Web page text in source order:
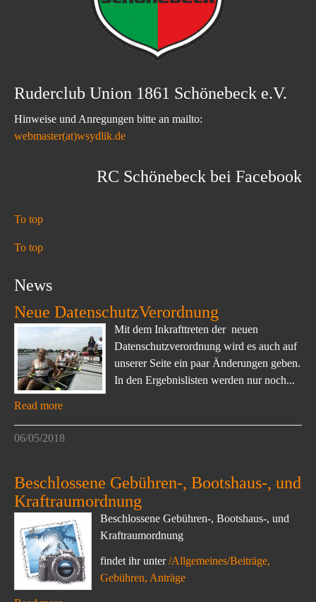
Ruderclub Union 1861 Schönebeck e.V.
Hinweise und Anregungen bitte an mailto:
webmaster(at)wsydlik.de
RC Schönebeck bei Facebook
To top
To top
News
Neue DatenschutzVerordnung
Mit dem Inkrafttreten der neuen
Datenschutzverordnung wird es auch auf
unserer Seite ein paar Änderungen geben.
In den Ergebnislisten werden nur noch...
Read more
06/05/2018
Beschlossene Gebühren-, Bootshaus-, und
Kraftraumordnung
Beschlossene Gebühren-, Bootshaus-, und
Kraftraumordnung
findet ihr unter/Allgemeines/Beiträge,
Gebühren, Anträge